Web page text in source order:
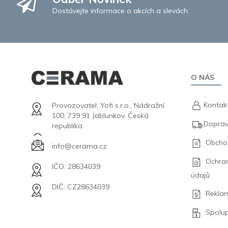
Dostávejte informace o akcích a slevách.
Provozovatel: Yofi s.r.o., Nádražní
100, 739 91 Jablunkov, Česká
republika
info@cerama.cz
IČO: 28634039
DIČ: CZ28634039
O NÁS
údajů